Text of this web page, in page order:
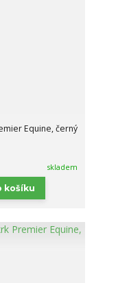
Equine, černý
skladem
košíku